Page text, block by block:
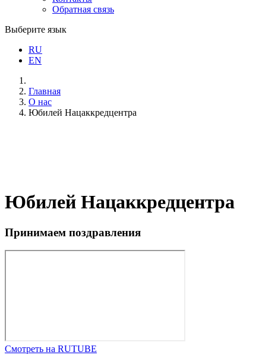
Обратная связь
Выберите язык
RU
EN
Главная
О нас
Юбилей Нацаккредцентра
Юбилей Нацаккредцентра
Принимаем поздравления
Смотреть на RUTUBE